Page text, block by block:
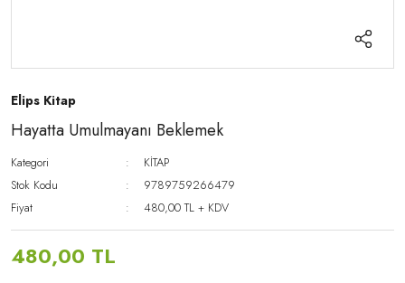
Elips Kitap
Hayatta Umulmayanı Beklemek
Kategori
KİTAP
Stok Kodu
9789759266479
Fiyat
480,00 TL + KDV
480,00 TL